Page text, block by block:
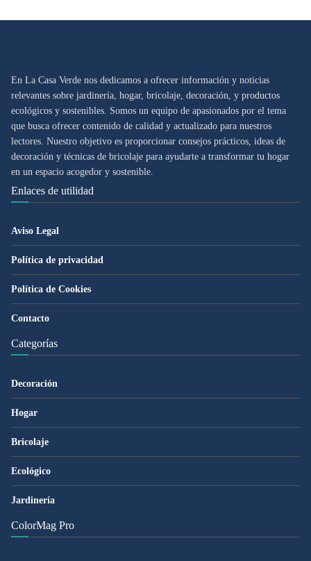
En La Casa Verde nos dedicamos a ofrecer información y noticias
relevantes sobre jardinería, hogar, bricolaje, decoración, y productos
ecológicos y sostenibles. Somos un equipo de apasionados por el tema
que busca ofrecer contenido de calidad y actualizado para nuestros
lectores. Nuestro objetivo es proporcionar consejos prácticos, ideas de
decoración y técnicas de bricolaje para ayudarte a transformar tu hogar
en un espacio acogedor y sostenible.
Enlaces de utilidad
Aviso Legal
Política de privacidad
Política de Cookies
Contacto
Categorías
Decoración
Hogar
Bricolaje
Ecológico
Jardinería
ColorMag Pro